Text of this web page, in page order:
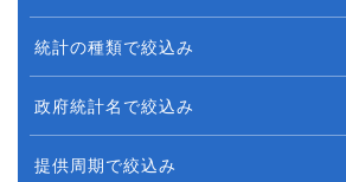
統計の種類で絞込み
政府統計名で絞込み
提供周期で絞込み